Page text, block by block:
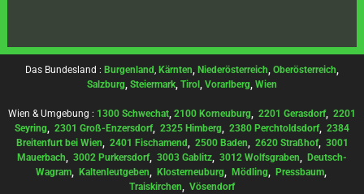
Das Bundesland : Burgenland Kärnten Niederösterreich Oberösterreich
Salzburg Steiermark Tirol Vorarlberg Wien
Wien & Umgebung : 1300 Schwechat 2100 Korneuburg 2201 Gerasdorf, 2201
Seyring
2301 Groß-Enzersdorf, 2325 Himberg 2380 Perchtoldsdorf, 2384
Breitenfurt bei Wien
2401 Fischamend 2500 Baden 2620 Straßhof, 3001
Mauerbach
3002 Purkersdorf, 3003 Gablitz 3012 Wolfsgraben
Deutsch-
Wagram, Kaltenleutgeben Klosterneuburg, Mödling, Pressbaum,
Traiskirchen
Vösendorf